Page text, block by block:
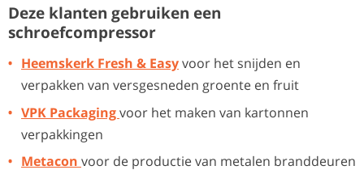
Deze klanten gebruiken een
schroefcompressor
Heemskerk Fresh & Easyvoor het snijden en
verpakken van versgesneden groente en fruit
VPK Packagingvoor het maken van kartonnen
verpakkingen
Metacon voor de productie van metalen branddeuren